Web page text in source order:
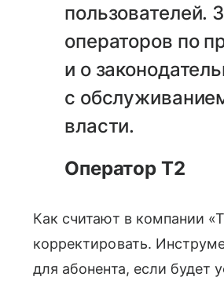
пользователей.
операторов по
и о
с
власти.
Оператор Т2
Как считают в компании
корректировать.
для абонента, если будет